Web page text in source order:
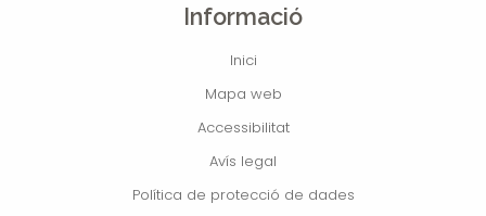
Informació
Inici
Mapa web
Accessibilitat
Avís legal
Política de protecció de dades